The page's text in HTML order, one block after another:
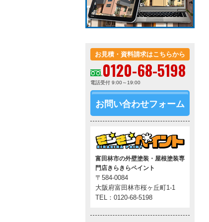
お見積・資料請求はこちらから
0120-68-5198
電話受付 9:00～19:00
お問い合わせフォーム
富田林市の外壁塗装・屋根塗装専
門店きらきらペイント
〒584-0084
大阪府富田林市桜ヶ丘町1-1
TEL：0120-68-5198